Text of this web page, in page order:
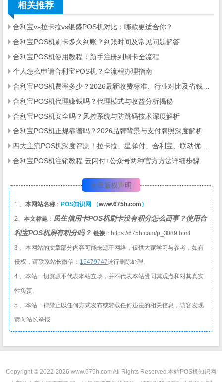
相关推荐
合利宝vs拉卡拉vs银盛POS机对比：哪款更适合你？
合利宝POS机刷卡多久到账？到账时间及常见问题解答
合利宝POS机使用教程：新手注册到刷卡全流程
个人怎么申请合利宝POS机？全流程办理指南
合利宝POS机代理赚钱吗？代理模式与收益分析揭秘
合利宝POS机安全吗？风控系统与防跳码技术深度解析
合利宝POS机正规靠谱吗？2026品牌背景与支付牌照深度解析
合利宝POS机注销教程 云闪付+公众号两种官方方法详细步骤
文章版权声明
1 、 本网站名称 ： POS知识网 （www.675h.com ）
2、 本文标题 ： 民生信用卡POS机刷卡没有积分怎么回事？使用合
利宝POS机刷有积分吗？ 链接 ：https://675h.com/p_3089.html
3 、本网站的文章部分内容可能来源于网络，仅供大家学习与参考，如有
侵权，请联系站长微信： 15479747进行删除处理。
4 、本站一切资源不代表本站立场，并不代表本站赞同其观点和对其真实
性负责。
5 、本站一律禁止以任何方式发布或转载任何违法的相关信息，访客发现
请向站长举报
Copyright © 2022-2026 www.675h.com All Rights Reserved.本站POS机知识网